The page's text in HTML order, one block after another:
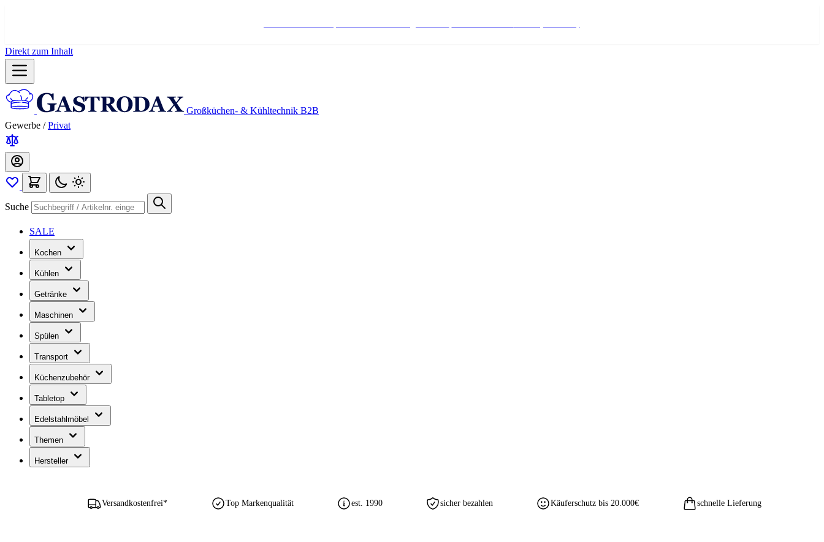
Direkt zum Inhalt
Großküchen- & Kühltechnik B2B
Gewerbe / Privat
Suche
SALE
Kochen
Kühlen
Getränke
Maschinen
Spülen
Transport
Küchenzubehör
Tabletop
Edelstahlmöbel
Themen
Hersteller
Versandkostenfrei* Top Markenqualität est. 1990 sicher bezahlen Käuferschutz bis 20.000€ schnelle Lieferung